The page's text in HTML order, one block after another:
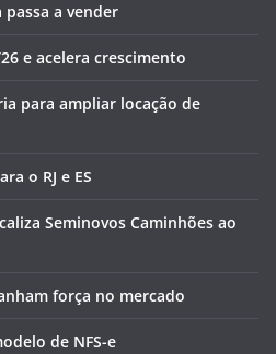
a vender
e acelera crescimento
para ampliar locação de
o RJ e ES
Seminovos Caminhões ao
força no mercado
de NFS-e